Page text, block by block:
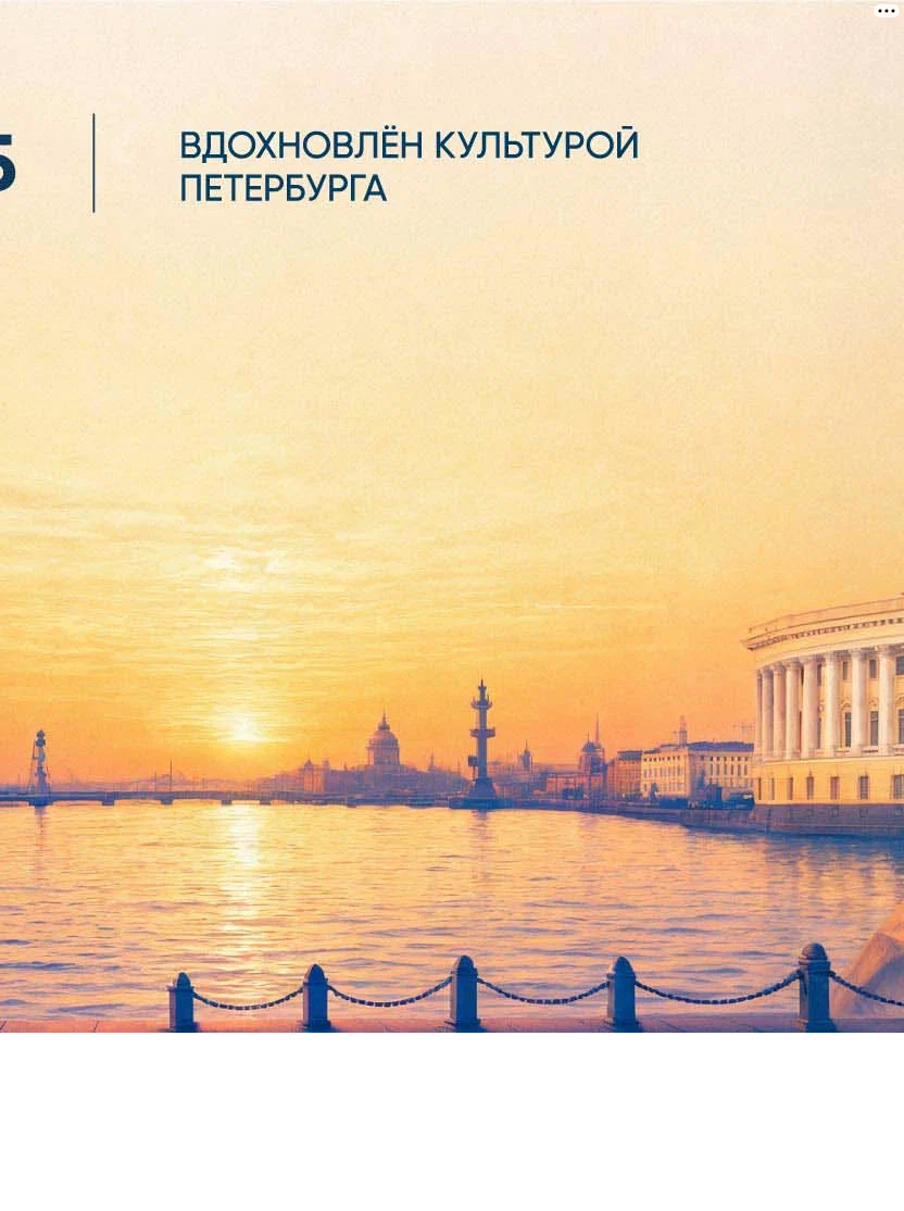
"Аббатство Даунтон"
Даунтон", в котором рассказывается история семейства аристократов Грэнтамов и их слуг, а также
создателей сериала – телеканала ITV и продюсерской компании Carnival Pictures.
воскресенье. Средняя аудитория зрителей каждой серии фильма составляла 10,4 млн человек, что
60 млн человек. На Рождество будет показан дополнительный, специальный эпизод сериала.
производства "Аббатства Даунтон" в нынешнем году, – заявил управляющий директор "Карнивал
дальше с новым сезоном сериала. Это даст возможность аудитории увидеть, что произошло с их
года, получив премию "Эмми". В прошлом году сериал удостоился премии "Золотой глобус" как лучший
включено как "самый обсуждаемый критиками" сериал.